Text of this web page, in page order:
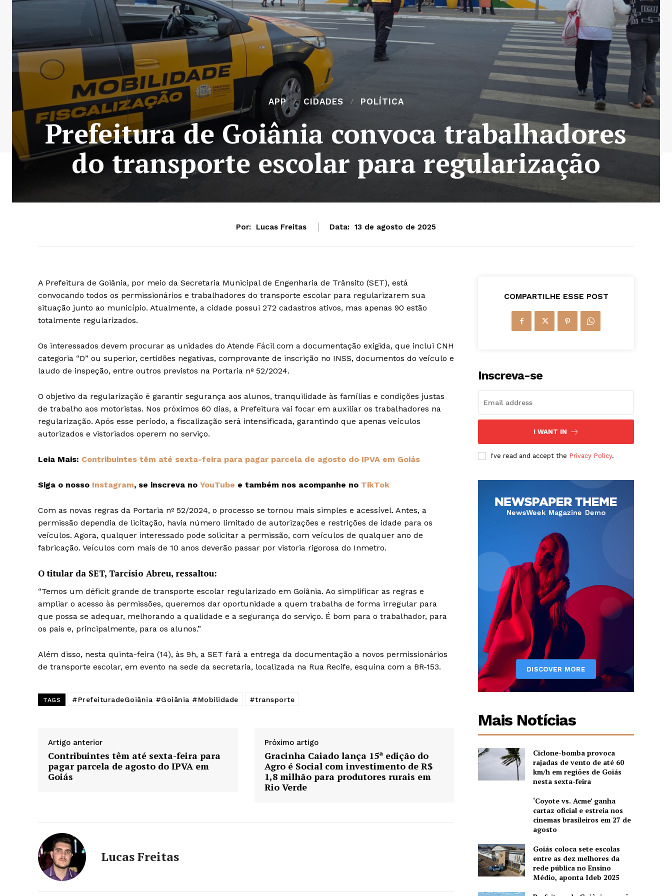
APP CIDADES POLÍTICA
Prefeitura de Goiânia convoca trabalhadores
do transporte escolar para regularização
Por: Lucas Freitas Data: 13 de agosto de 2025
A Prefeitura de Goiânia, por meio da Secretaria Municipal de Engenharia de Trânsito (SET), está
convocando todos os permissionários e trabalhadores do transporte escolar para regularizarem sua
situação junto ao município. Atualmente, a cidade possui 272 cadastros ativos, mas apenas 90 estão
totalmente regularizados.
Os interessados devem procurar as unidades do Atende Fácil com a documentação exigida, que inclui CNH
categoria “D” ou superior, certidões negativas, comprovante de inscrição no INSS, documentos do veículo e
laudo de inspeção, entre outros previstos na Portaria nº 52/2024.
O objetivo da regularização é garantir segurança aos alunos, tranquilidade às famílias e condições justas
de trabalho aos motoristas. Nos próximos 60 dias, a Prefeitura vai focar em auxiliar os trabalhadores na
regularização. Após esse período, a fiscalização será intensificada, garantindo que apenas veículos
autorizados e vistoriados operem no serviço.
Leia Mais: Contribuintes têm até sexta-feira para pagar parcela de agosto do IPVA em Goiás
Siga o nosso Instagram, se inscreva no YouTube e também nos acompanhe no TikTok
Com as novas regras da Portaria nº 52/2024, o processo se tornou mais simples e acessível. Antes, a
permissão dependia de licitação, havia número limitado de autorizações e restrições de idade para os
veículos. Agora, qualquer interessado pode solicitar a permissão, com veículos de qualquer ano de
fabricação. Veículos com mais de 10 anos deverão passar por vistoria rigorosa do Inmetro.
O titular da SET, Tarcísio Abreu, ressaltou:
“Temos um déficit grande de transporte escolar regularizado em Goiânia. Ao simplificar as regras e
ampliar o acesso às permissões, queremos dar oportunidade a quem trabalha de forma irregular para
que possa se adequar, melhorando a qualidade e a segurança do serviço. É bom para o trabalhador, para
os pais e, principalmente, para os alunos.”
Além disso, nesta quinta-feira (14), às 9h, a SET fará a entrega da documentação a novos permissionários
de transporte escolar, em evento na sede da secretaria, localizada na Rua Recife, esquina com a BR-153.
TAGS #PrefeituradeGoiânia #Goiânia #Mobilidade #transporte
Artigo anterior
Contribuintes têm até sexta-feira para
pagar parcela de agosto do IPVA em
Goiás
Próximo artigo
Gracinha Caiado lança 15ª edição do
Agro é Social com investimento de R$
1,8 milhão para produtores rurais em
Rio Verde
Lucas Freitas
COMPARTILHE ESSE POST
Inscreva-se
I WANT IN
I've read and accept the Privacy Policy.
Mais Notícias
Ciclone-bomba provoca
rajadas de vento de até 60
km/h em regiões de Goiás
nesta sexta-feira
‘Coyote vs. Acme’ ganha
cartaz oficial e estreia nos
cinemas brasileiros em 27 de
agosto
Goiás coloca sete escolas
entre as dez melhores da
rede pública no Ensino
Médio, aponta Ideb 2025